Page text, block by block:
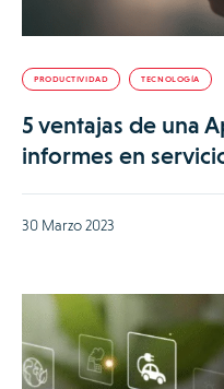
PRODUCTIVIDAD TECNOLOGÍA
5 ventajas de una
informes en
30 Marzo 2023